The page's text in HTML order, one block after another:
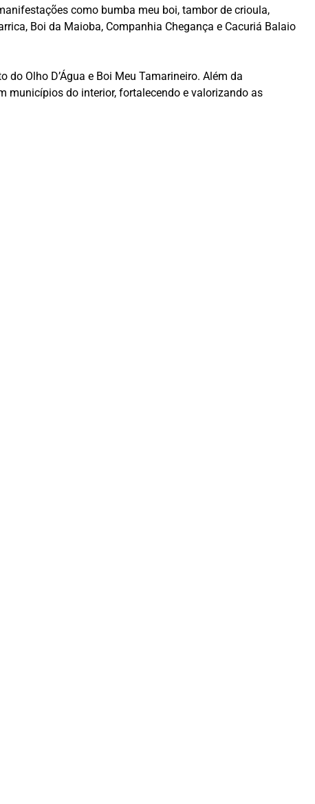
como bumba meu boi, tambor de crioula,
Boi da Maioba, Companhia Chegança e Cacuriá Balaio
Olho D’Água e Boi Meu Tamarineiro. Além da
municípios do interior, fortalecendo e valorizando as